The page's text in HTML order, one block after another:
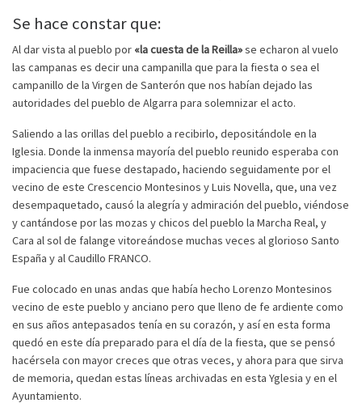
Se hace constar que:
Al dar vista al pueblo por «la cuesta de la Reilla»se echaron al vuelo
las campanas es decir una campanilla que para la fiesta o sea el
campanillo de la Virgen de Santerón que nos habían dejado las
autoridades del pueblo de Algarra para solemnizar el acto.
Saliendo a las orillas del pueblo a recibirlo, depositándole en la
Iglesia. Donde la inmensa mayoría del pueblo reunido esperaba con
impaciencia que fuese destapado, haciendo seguidamente por el
vecino de este Crescencio Montesinos y Luis Novella, que, una vez
desempaquetado, causó la alegría y admiración del pueblo, viéndose
y cantándose por las mozas y chicos del pueblo la Marcha Real, y
Cara al sol de falange vitoreándose muchas veces al glorioso Santo
España y al Caudillo FRANCO.
Fue colocado en unas andas que había hecho Lorenzo Montesinos
vecino de este pueblo y anciano pero que lleno de fe ardiente como
en sus años antepasados tenía en su corazón, y así en esta forma
quedó en este día preparado para el día de la fiesta, que se pensó
hacérsela con mayor creces que otras veces, y ahora para que sirva
de memoria, quedan estas líneas archivadas en esta Yglesia y en el
Ayuntamiento.